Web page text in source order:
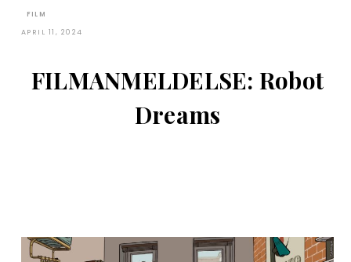
FILM
APRIL 11, 2024
FILMANMELDELSE: Robot
Dreams